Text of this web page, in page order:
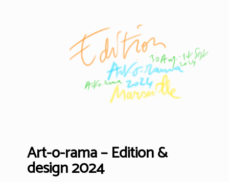
Art-o-rama – Edition &
design 2024